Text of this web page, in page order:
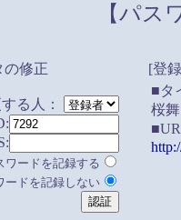
【パス
の修正
る人：
ワードを記録する
ードを記録しない
[登
■タ
桜